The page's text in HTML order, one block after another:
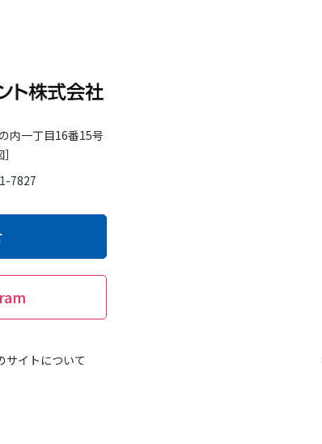
内一丁目16番15号
］
7827
サイトについて